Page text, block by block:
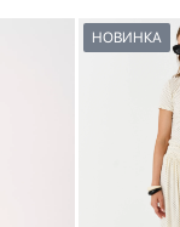
НОВИНКА